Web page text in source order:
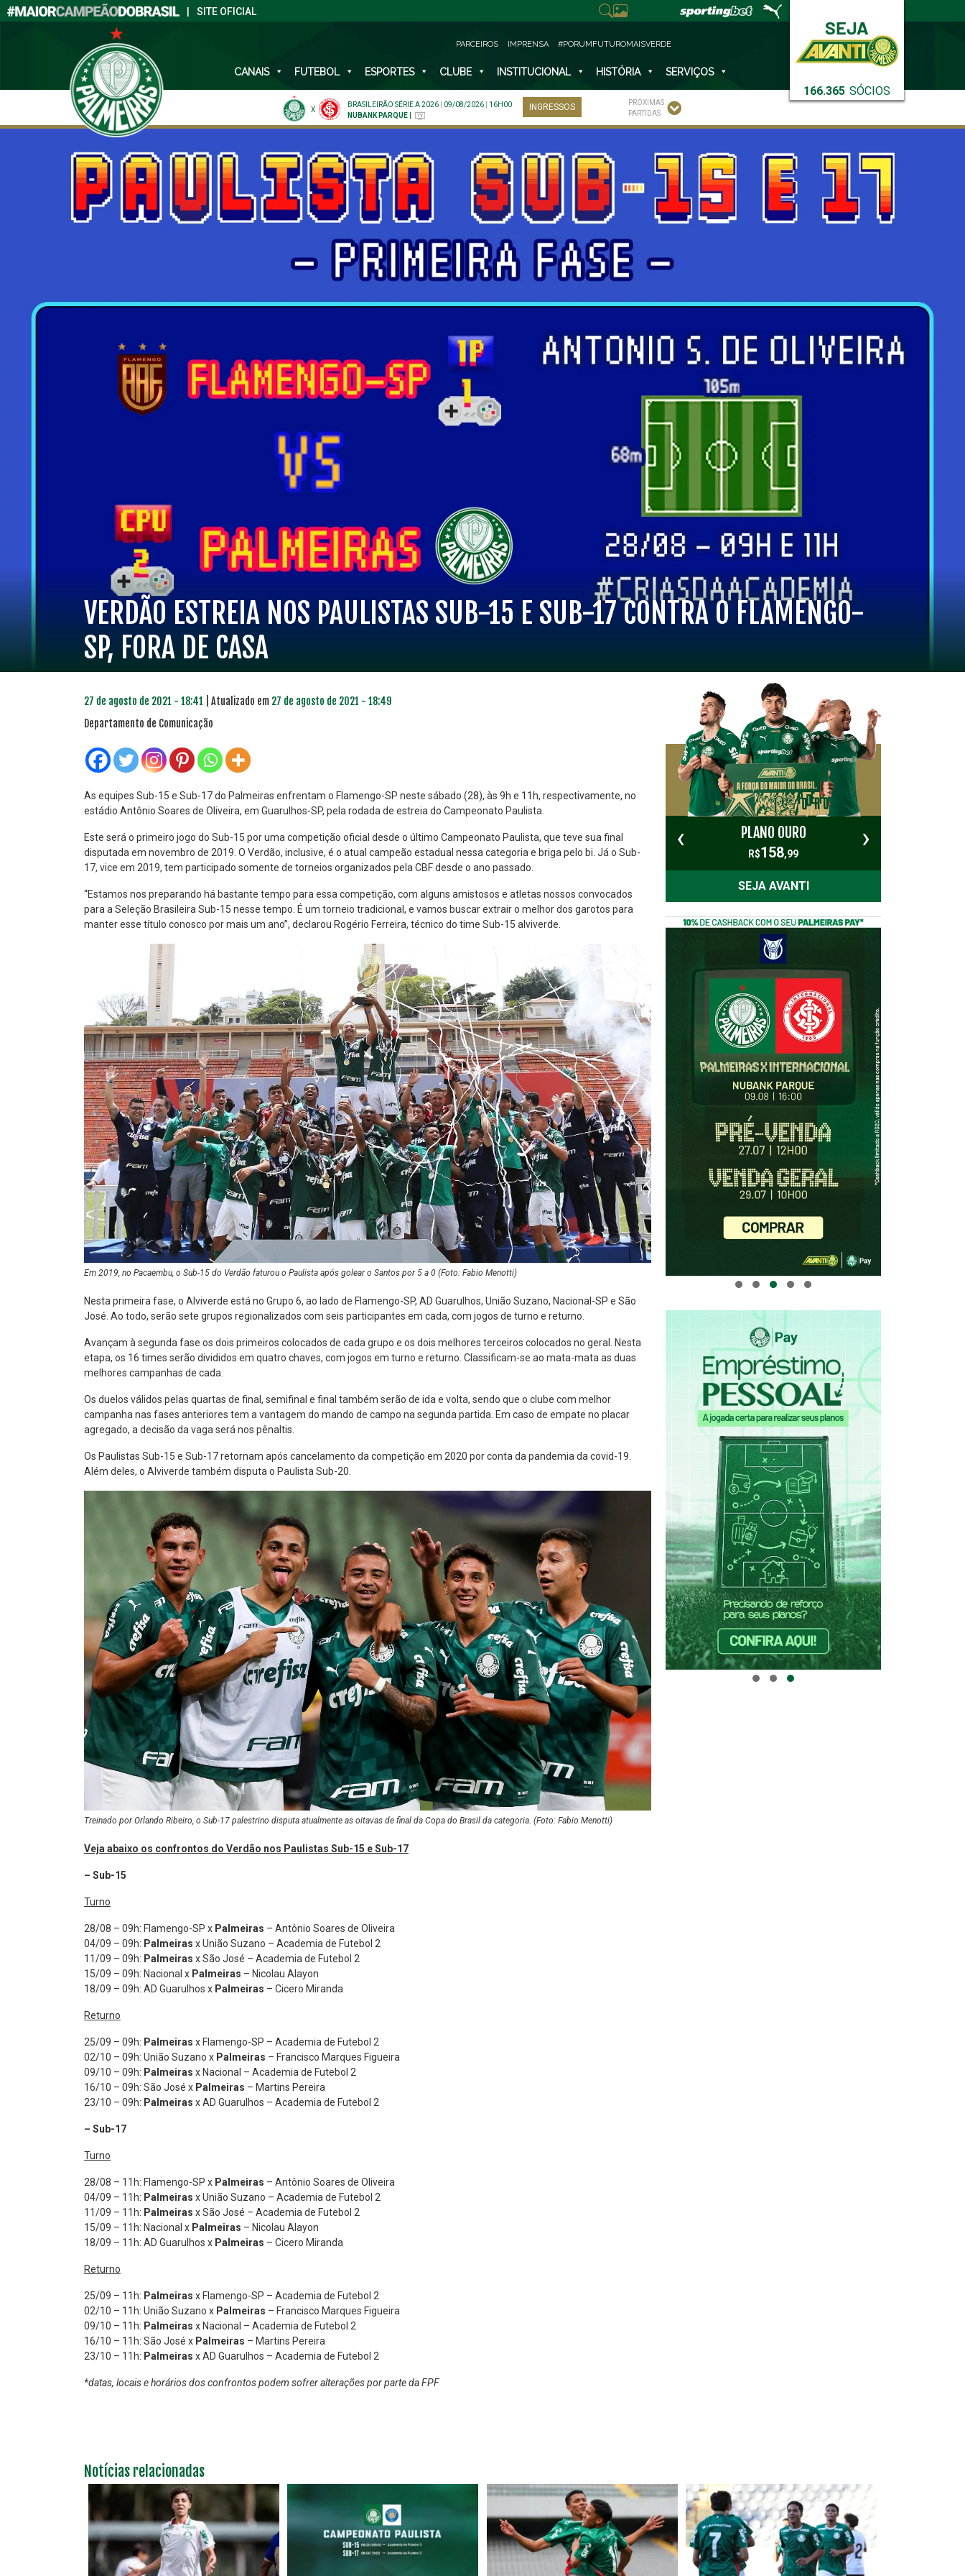
SITE OFICIAL
166.365 SÓCIOS
PARCEIROS IMPRENSA #PORUMFUTUROMAISVERDE
CANAIS FUTEBOL ESPORTES CLUBE INSTITUCIONAL HISTÓRIA SERVIÇOS
X
BRASILEIRÃO SÉRIE A 2026 09/08/2026
16H00
NUBANK PARQUE
INGRESSOS
PRÓXIMAS
PARTIDAS
VERDÃO ESTREIA NOS PAULISTAS SUB-15 E SUB-17 CONTRA O FLAMENGO-
SP, FORA DE CASA
27 de agosto de 2021 - 18:41 | Atualizado em 27 de agosto de 2021 - 18:49
Departamento de Comunicação
As equipes Sub-15 e Sub-17 do Palmeiras enfrentam o Flamengo-SP neste sábado (28), às 9h e 11h, respectivamente, no
estádio Antônio Soares de Oliveira, em Guarulhos-SP, pela rodada de estreia do Campeonato Paulista.
Este será o primeiro jogo do Sub-15 por uma competição oficial desde o último Campeonato Paulista, que teve sua final
disputada em novembro de 2019. O Verdão, inclusive, é o atual campeão estadual nessa categoria e briga pelo bi. Já o Sub-
17, vice em 2019, tem participado somente de torneios organizados pela CBF desde o ano passado.
“Estamos nos preparando há bastante tempo para essa competição, com alguns amistosos e atletas nossos convocados
para a Seleção Brasileira Sub-15 nesse tempo. É um torneio tradicional, e vamos buscar extrair o melhor dos garotos para
manter esse título conosco por mais um ano”, declarou Rogério Ferreira, técnico do time Sub-15 alviverde.
Em 2019, no Pacaembu, o Sub-15 do Verdão faturou o Paulista após golear o Santos por 5 a 0 (Foto: Fabio Menotti)
Nesta primeira fase, o Alviverde está no Grupo 6, ao lado de Flamengo-SP, AD Guarulhos, União Suzano, Nacional-SP e São
José. Ao todo, serão sete grupos regionalizados com seis participantes em cada, com jogos de turno e returno.
Avançam à segunda fase os dois primeiros colocados de cada grupo e os dois melhores terceiros colocados no geral. Nesta
etapa, os 16 times serão divididos em quatro chaves, com jogos em turno e returno. Classificam-se ao mata-mata as duas
melhores campanhas de cada.
Os duelos válidos pelas quartas de final, semifinal e final também serão de ida e volta, sendo que o clube com melhor
campanha nas fases anteriores tem a vantagem do mando de campo na segunda partida. Em caso de empate no placar
agregado, a decisão da vaga será nos pênaltis.
Os Paulistas Sub-15 e Sub-17 retornam após cancelamento da competição em 2020 por conta da pandemia da covid-19.
Além deles, o Alviverde também disputa o Paulista Sub-20.
Treinado por Orlando Ribeiro, o Sub-17 palestrino disputa atualmente as oitavas de final da Copa do Brasil da categoria. (Foto: Fabio Menotti)
Veja abaixo os confrontos do Verdão nos Paulistas Sub-15 e Sub-17
– Sub-15
Turno
28/08 – 09h: Flamengo-SP x Palmeiras – Antônio Soares de Oliveira
04/09 – 09h: Palmeiras x União Suzano – Academia de Futebol 2
11/09 – 09h: Palmeiras x São José – Academia de Futebol 2
15/09 – 09h: Nacional x Palmeiras – Nicolau Alayon
18/09 – 09h: AD Guarulhos x Palmeiras – Cicero Miranda
Returno
25/09 – 09h: Palmeiras x Flamengo-SP – Academia de Futebol 2
02/10 – 09h: União Suzano x Palmeiras – Francisco Marques Figueira
09/10 – 09h: Palmeiras x Nacional – Academia de Futebol 2
16/10 – 09h: São José x Palmeiras – Martins Pereira
23/10 – 09h: Palmeiras x AD Guarulhos – Academia de Futebol 2
– Sub-17
Turno
28/08 – 11h: Flamengo-SP x Palmeiras – Antônio Soares de Oliveira
04/09 – 11h: Palmeiras x União Suzano – Academia de Futebol 2
11/09 – 11h: Palmeiras x São José – Academia de Futebol 2
15/09 – 11h: Nacional x Palmeiras – Nicolau Alayon
18/09 – 11h: AD Guarulhos x Palmeiras – Cicero Miranda
Returno
25/09 – 11h: Palmeiras x Flamengo-SP – Academia de Futebol 2
02/10 – 11h: União Suzano x Palmeiras – Francisco Marques Figueira
09/10 – 11h: Palmeiras x Nacional – Academia de Futebol 2
16/10 – 11h: São José x Palmeiras – Martins Pereira
23/10 – 11h: Palmeiras x AD Guarulhos – Academia de Futebol 2
*datas, locais e horários dos confrontos podem sofrer alterações por parte da FPF
PLANO PRATA
R$46,04
PLANO ESPECIAL
R$ 23,01
PLANO PRATA SUPERIOR
R$85,52
PLANO OURO
R$158,99
‹ ›
SEJA AVANTI
Notícias relacionadas